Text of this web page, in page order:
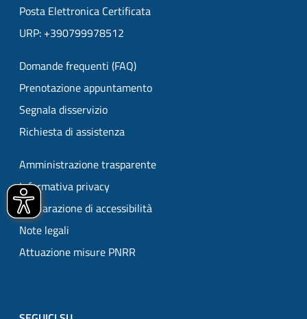
Posta Elettronica Certificata
URP: +390799978512
Domande frequenti (FAQ)
Prenotazione appuntamento
Segnala disservizio
Richiesta di assistenza
Amministrazione trasparente
Informativa privacy
Dichiarazione di accessibilità
Note legali
Attuazione misure PNRR